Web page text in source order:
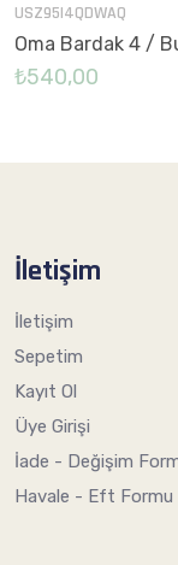
USZ95I4QDWAQ
Oma Bardak 4 /
₺540,00
İletişim
İletişim
Sepetim
Kayıt Ol
Üye Girişi
İade - Değişim
Havale - Eft Formu